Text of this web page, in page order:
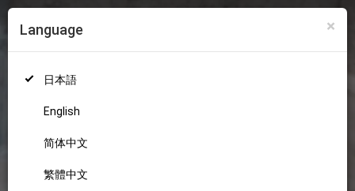
×
Language
日本語
English
简体中文
繁體中文
18+